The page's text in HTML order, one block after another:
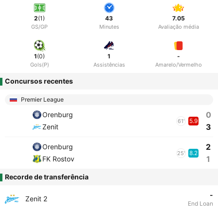
2(1)
GS/GP
43
Minutes
7.05
Avaliação média
1(0)
Gols(P)
1
Assistências
-
Amarelo/Vermelho
Concursos recentes
Premier League
Orenburg
Zenit
61' 5.9
0
3
Orenburg
FK Rostov
25' 8.2
2
1
Recorde de transferência
Zenit 2 -
End Loan